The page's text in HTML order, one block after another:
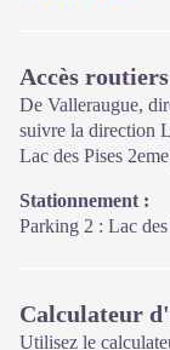
Ouvert toute
d'ouverture en
Accès
De Valleraugue,
suivre la direction
Lac des Pises
Stationnement :
Parking 2 : Lac des
Calculateur
Utilisez le